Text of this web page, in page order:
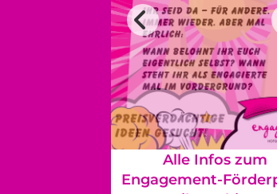
Alle Infos zum
Engagement-